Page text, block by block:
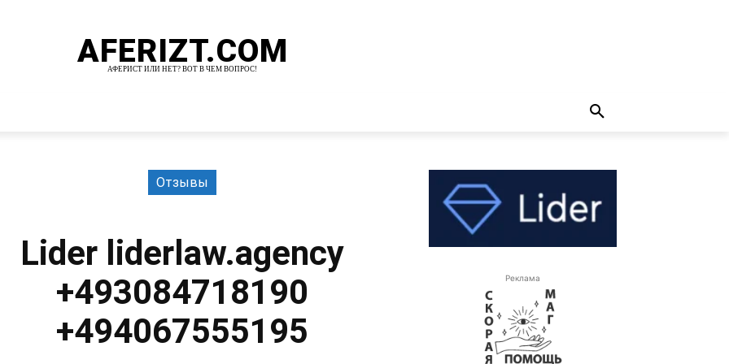
AFERIZT.COM
АФЕРИСТ ИЛИ НЕТ? ВОТ В ЧЕМ ВОПРОС!
Отзывы
Lider liderlaw.agency
+493084718190
+494067555195
Реклама